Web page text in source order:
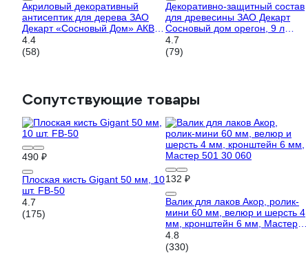
Акриловый декоративный
антисептик для дерева ЗАО
Декарт «Сосновый Дом» АКВА
(белый; 9 л) 28842
4.4
(58)
Декоративно-защитный состав
для древесины ЗАО Декарт
Сосновый дом орегон, 9 л
29539
4.7
(79)
Сопутствующие товары
490 ₽
Плоская кисть Gigant 50 мм, 10
шт. FB-50
4.7
(175)
132 ₽
Валик для лаков Акор, ролик-
мини 60 мм, велюр и шерсть 4
мм, кронштейн 6 мм, Мастер
501 30 060
4.8
(330)